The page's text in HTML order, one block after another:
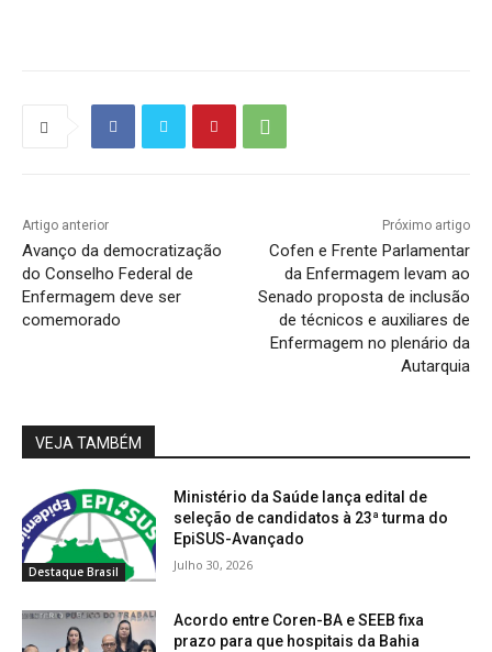
Artigo anterior
Avanço da democratização
do Conselho Federal de
Enfermagem deve ser
comemorado
Próximo artigo
Cofen e Frente Parlamentar
da Enfermagem levam ao
Senado proposta de inclusão
de técnicos e auxiliares de
Enfermagem no plenário da
Autarquia
VEJA TAMBÉM
Destaque Brasil
Ministério da Saúde lança edital de
seleção de candidatos à 23ª turma do
EpiSUS-Avançado
Julho 30, 2026
Acordo entre Coren-BA e SEEB fixa
prazo para que hospitais da Bahia